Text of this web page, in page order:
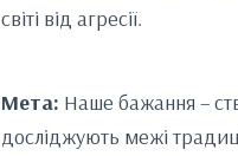
світі від агресії.
Мета: Наше бажання –
досліджують межі